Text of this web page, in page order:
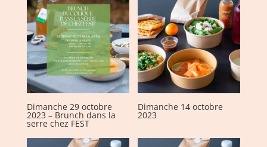
Dimanche 29 octobre
2023 – Brunch dans la
serre chez FEST
Dimanche 14 octobre
2023